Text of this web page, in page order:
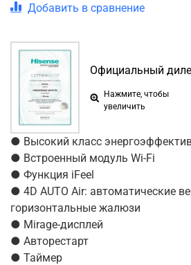
Добавить в сравнение
Официальный
Нажмите, чтобы
увеличить
● Высокий класс
● Встроенный модуль Wi-Fi
● Функция iFeel
● 4D AUTO Air: автоматические
горизонтальные жалюзи
● Mirage-дисплей
● Авторестарт
● Таймер